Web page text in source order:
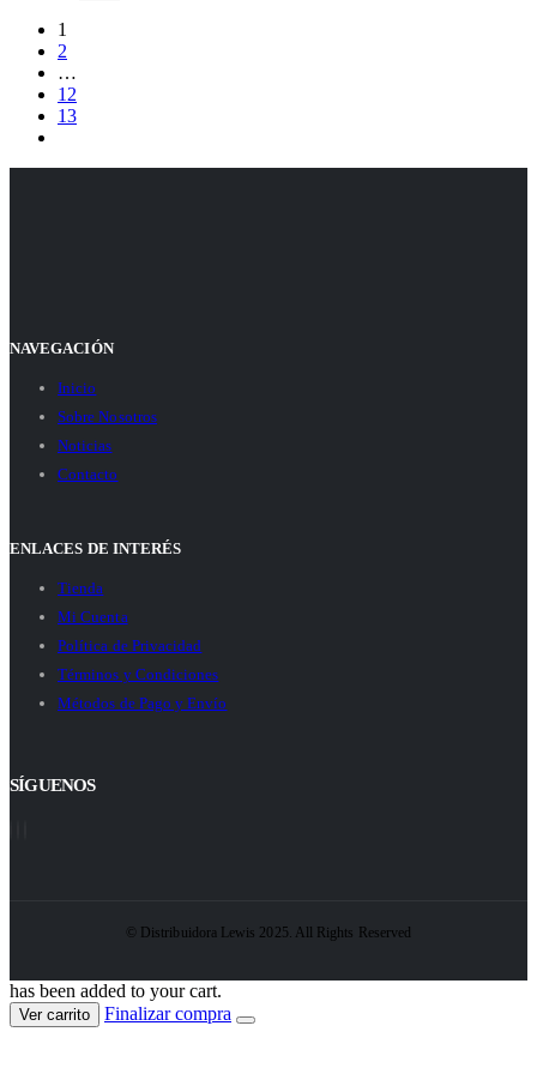
1
2
…
12
13
NAVEGACIÓN
Inicio
Sobre Nosotros
Noticias
Contacto
ENLACES DE INTERÉS
Tienda
Mi Cuenta
Política de Privacidad
Términos y Condiciones
Métodos de Pago y Envío
SÍGUENOS
© Distribuidora Lewis 2025. All Rights Reserved
has been added to your cart.
Ver carrito Finalizar compra